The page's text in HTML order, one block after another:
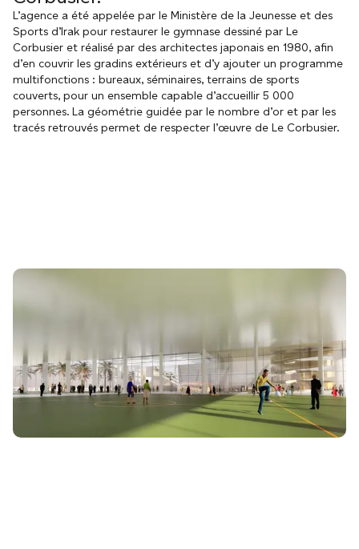
L’agence a été appelée par le Ministère de la Jeunesse et des
Sports d’Irak pour restaurer le gymnase dessiné par Le
Corbusier et réalisé par des architectes japonais en 1980, afin
d’en couvrir les gradins extérieurs et d’y ajouter un programme
multifonctions : bureaux, séminaires, terrains de sports
couverts, pour un ensemble capable d’accueillir 5 000
personnes. La géométrie guidée par le nombre d’or et par les
tracés retrouvés permet de respecter l’œuvre de Le Corbusier.